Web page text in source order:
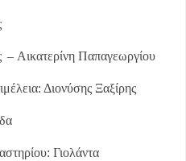
– Αικατερίνη Παπαγεωργίου
Διονύσης Ξαξίρης
Γιολάντα